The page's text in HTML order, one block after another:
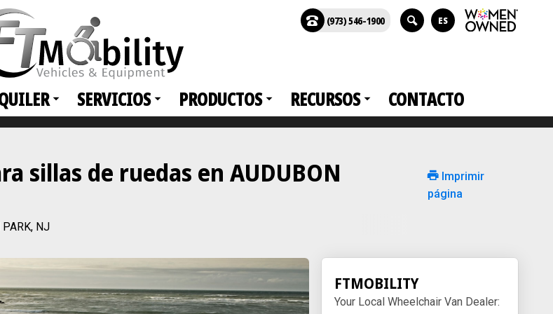
SERVICIOS PRODUCTOS RECURSOS CONTACTO
(973) 546-1900 ES
sillas de ruedas en AUDUBON
NJ
Imprimir
página
FTMOBILITY
Your Local Wheelchair Van Dealer: